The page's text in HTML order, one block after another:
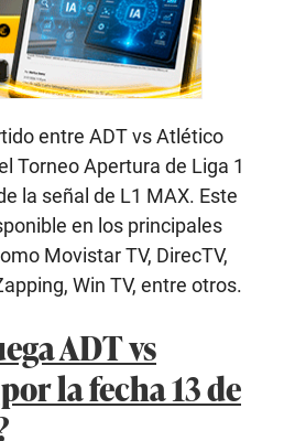
entre ADT vs Atlético
Torneo Apertura de Liga 1
la señal de L1 MAX. Este
en los principales
Movistar TV, DirecTV,
Win TV, entre otros.
ADT vs
la fecha 13 de